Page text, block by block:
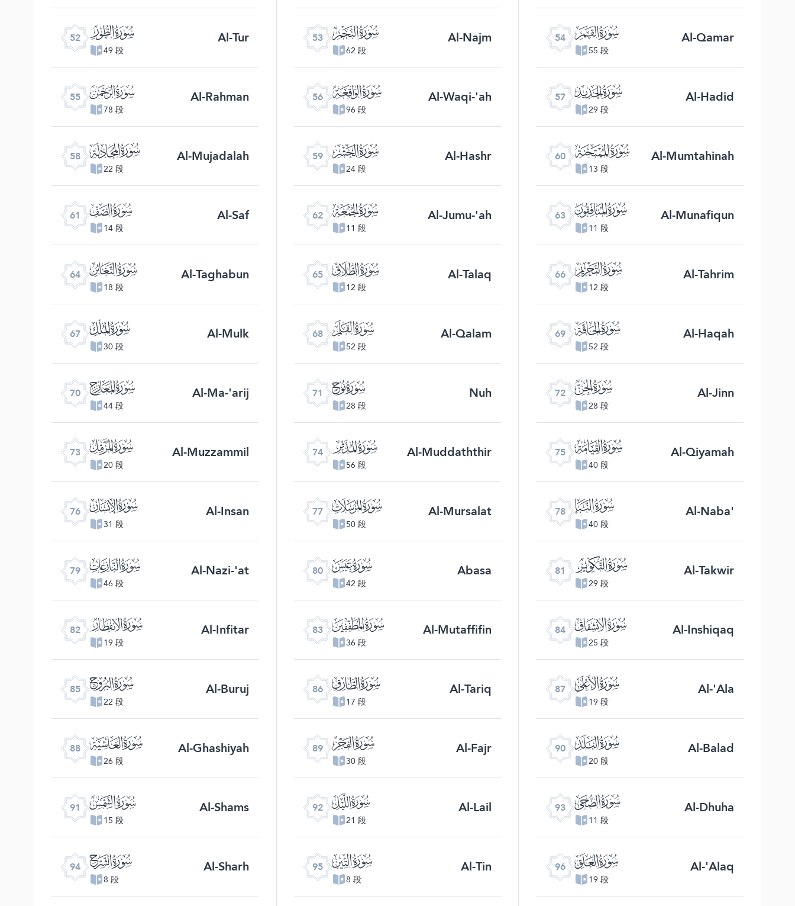
52 ﯡ
49 段
Al-Tur 53 ﯢ
62 段
Al-Najm 54 ﯣ
55 段
Al-Qamar
55 ﯤ
78 段
Al-Rahman 56 ﯥ
96 段
Al-Waqi-'ah 57 ﯦ
29 段
Al-Hadid
58 ﯧ
22 段
Al-Mujadalah 59 ﯨ
24 段
Al-Hashr 60 ﯩ
13 段
Al-Mumtahinah
61 ﯪ
14 段
Al-Saf 62 ﯫ
11 段
Al-Jumu-'ah 63 ﯬ
11 段
Al-Munafiqun
64 ﯭ
18 段
Al-Taghabun 65 ﯮ
12 段
Al-Talaq 66 ﯯ
12 段
Al-Tahrim
67 ﯰ
30 段
Al-Mulk 68 ﯱ
52 段
Al-Qalam 69 ﯲ
52 段
Al-Haqah
70 ﯳ
44 段
Al-Ma-'arij 71 ﯴ
28 段
Nuh 72 ﯵ
28 段
Al-Jinn
73 ﯶ
20 段
Al-Muzzammil 74 ﯷ
56 段
Al-Muddaththir 75 ﯸ
40 段
Al-Qiyamah
76 ﯹ
31 段
Al-Insan 77 ﯺ
50 段
Al-Mursalat 78 ﯻ
40 段
Al-Naba'
79 ﯼ
46 段
Al-Nazi-'at 80 ﯽ
42 段
Abasa 81 ﯾ
29 段
Al-Takwir
82 ﯿ
19 段
Al-Infitar 83 ﰀ
36 段
Al-Mutaffifin 84 ﰁ
25 段
Al-Inshiqaq
85 ﰂ
22 段
Al-Buruj 86 ﰃ
17 段
Al-Tariq 87 ﰄ
19 段
Al-'Ala
88 ﰅ
26 段
Al-Ghashiyah 89 ﰆ
30 段
Al-Fajr 90 ﰇ
20 段
Al-Balad
91 ﰈ
15 段
Al-Shams 92 ﰉ
21 段
Al-Lail 93 ﰊ
11 段
Al-Dhuha
94 ﰋ
8 段
Al-Sharh 95 ﰌ
8 段
Al-Tin 96 ﰍ
19 段
Al-'Alaq